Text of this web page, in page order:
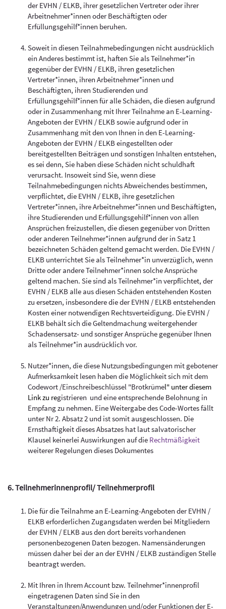
der EVHN / ELKB, ihrer gesetzlichen Vertreter oder ihrer
Arbeitnehmer*innen oder Beschäftigten oder
Erfüllungsgehilf*innen beruhen.
Soweit in diesen Teilnahmebedingungen nicht ausdrücklich
ein Anderes bestimmt ist, haften Sie als Teilnehmer*in
gegenüber der EVHN / ELKB, ihren gesetzlichen
Vertreter*innen, ihren Arbeitnehmer*innen und
Beschäftigten, ihren Studierenden und
Erfüllungsgehilf*innen für alle Schäden, die diesen aufgrund
oder in Zusammenhang mit Ihrer Teilnahme an E-Learning-
Angeboten der EVHN / ELKB sowie aufgrund oder in
Zusammenhang mit den von Ihnen in den E-Learning-
Angeboten der EVHN / ELKB eingestellten oder
bereitgestellten Beiträgen und sonstigen Inhalten entstehen,
es sei denn, Sie haben diese Schäden nicht schuldhaft
verursacht. Insoweit sind Sie, wenn diese
Teilnahmebedingungen nichts Abweichendes bestimmen,
verpflichtet, die EVHN / ELKB, ihre gesetzlichen
Vertreter*innen, ihre Arbeitnehmer*innen und Beschäftigten,
ihre Studierenden und Erfüllungsgehilf*innen von allen
Ansprüchen freizustellen, die diesen gegenüber von Dritten
oder anderen Teilnehmer*innen aufgrund der in Satz 1
bezeichneten Schäden geltend gemacht werden. Die EVHN /
ELKB unterrichtet Sie als Teilnehmer*in unverzüglich, wenn
Dritte oder andere Teilnehmer*innen solche Ansprüche
geltend machen. Sie sind als Teilnehmer*in verpflichtet, der
EVHN / ELKB alle aus diesen Schäden entstehenden Kosten
zu ersetzen, insbesondere die der EVHN / ELKB entstehenden
Kosten einer notwendigen Rechtsverteidigung. Die EVHN /
ELKB behält sich die Geltendmachung weitergehender
Schadensersatz- und sonstiger Ansprüche gegenüber Ihnen
als Teilnehmer*in ausdrücklich vor.
Nutzer*innen, die diese Nutzungsbedingungen mit gebotener
Aufmerksamkeit lesen haben die Möglichkeit sich mit dem
Codewort /Einschreibeschlüssel "Brotkrümel" unter diesem
Linkzu registrieren und eine entsprechende Belohnung in
Empfang zu nehmen. Eine Weitergabe des Code-Wortes fällt
unter Nr 2. Absatz 2 und ist somit ausgeschlossen. Die
Ernsthaftigkeit dieses Absatzes hat laut salvatorischer
Klausel keinerlei Auswirkungen auf die Rechtmäßigkeit
weiterer Regelungen dieses Dokumentes
6. Teilnehmerinnenprofil/ Teilnehmerprofil
Die für die Teilnahme an E-Learning-Angeboten der EVHN /
ELKB erforderlichen Zugangsdaten werden bei Mitgliedern
der EVHN / ELKB aus den dort bereits vorhandenen
personenbezogenen Daten bezogen. Namensänderungen
müssen daher bei der an der EVHN / ELKB zuständigen Stelle
beantragt werden.
Mit Ihren in Ihrem Account bzw. Teilnehmer*innenprofil
eingetragenen Daten sind Sie in den
Veranstaltungen/Anwendungen und/oder Funktionen der E-